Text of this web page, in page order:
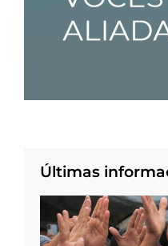
Últimas